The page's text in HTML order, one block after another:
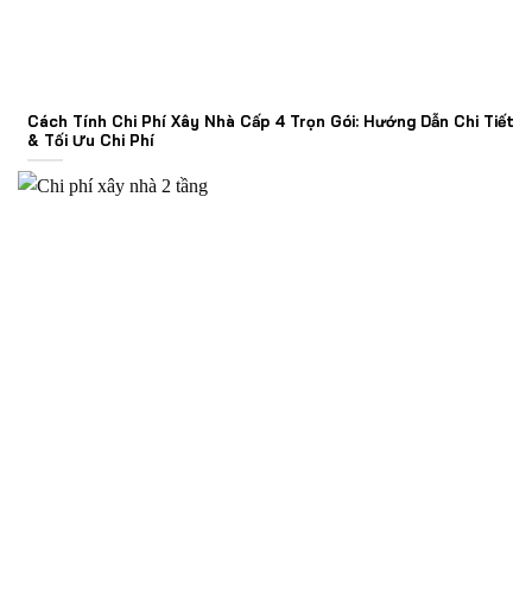
Cách Tính Chi Phí Xây Nhà Cấp 4 Trọn Gói: Hướng Dẫn Chi Tiết
& Tối Ưu Chi Phí